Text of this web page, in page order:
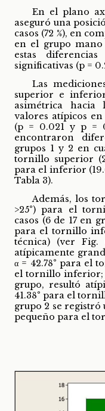
En el plano
aseguró una
casos (72 %), en
en el grupo mano
estas
significativas (p =
Las
superior e
asimétrica hacia
valores atípicos en
(p = 0.021 y p =
encontraron
grupos 1 y 2 en
tornillo superior
para el inferior
Tabla 3).
Además, los
>25°) para el
casos (6 de 17 en
para el tornillo
técnica) (ver Fig.
atípicamente
α = 42.78° para el
el tornillo inferior;
grupo, resultó
41.38° para el
grupo 2 se registró
pequeño para el